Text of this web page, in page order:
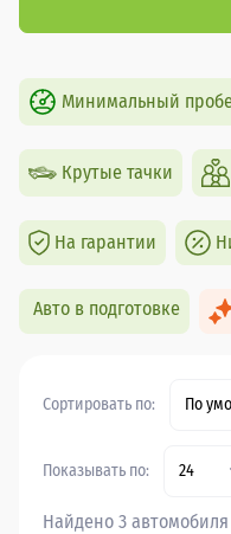
Минимальный
Крутые тачки
На гарантии
Авто в подготовке
Сортировать по: По
Показывать по: 24
Найдено 3 автомобиля